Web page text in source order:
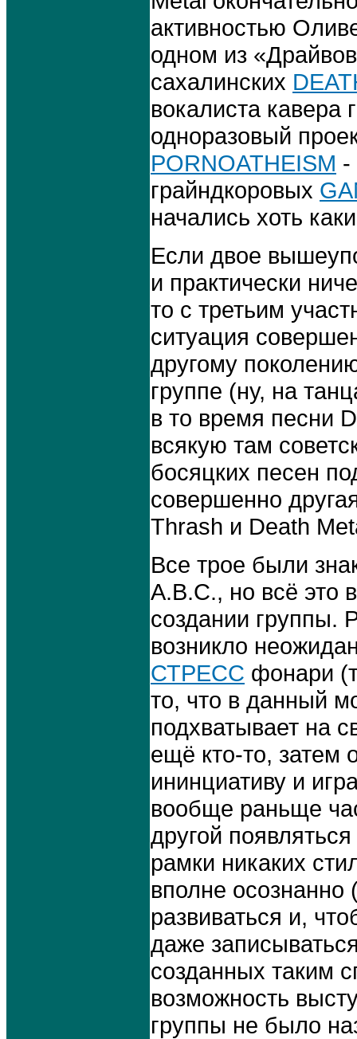
активностью
одном из
сахалинских
вокалиста кавера
одноразовый
PORNOATHEISM -
грайндкоровых
начались хоть
Если двое
и практически
то с третьим
ситуация
другому
группе (ну, на
в то время песни
всякую там
босяцких песен
совершенно
Thrash и Death
Все трое были
A.B.C., но всё это
создании группы.
возникло
СТРЕСС фонари
то, что в данный
подхватывает на
ещё кто-то, затем
ининциативу и
вообще раньще
другой
рамки никаких
вполне
развиваться и,
даже
созданных таким
возможность
группы не было